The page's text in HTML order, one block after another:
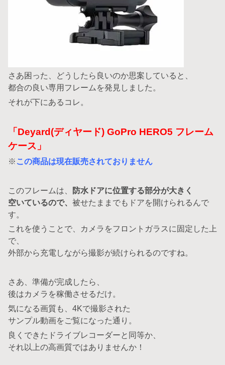
さあ困った、どうしたら良いのか思案していると、
都合の良い専用フレームを発見しました。
それが下にあるコレ。
「Deyard(ディヤード) GoPro HERO5 フレーム
ケース」
※ この商品は現在販売されておりません
このフレームは、
防水ドアに位置する部分が大きく
空いているので、 被せたままでもドアを開けられるんで
す。
これを使うことで、カメラをフロントガラスに固定した上
で、
外部から充電しながら撮影が続けられるのですね。
さあ、準備が完成したら、
後はカメラを稼働させるだけ。
気になる画質も、4Kで撮影された
サンプル動画をご覧になった通り。
良くできたドライブレコーダーと同等か、
それ以上の高画質ではありませんか！